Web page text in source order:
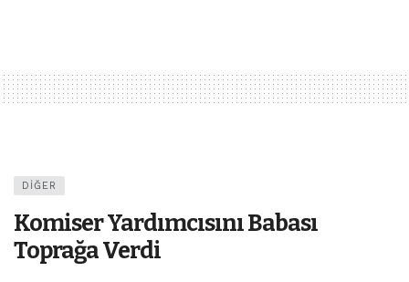
DIĞER
Komiser Yardımcısını Babası
Toprağa Verdi